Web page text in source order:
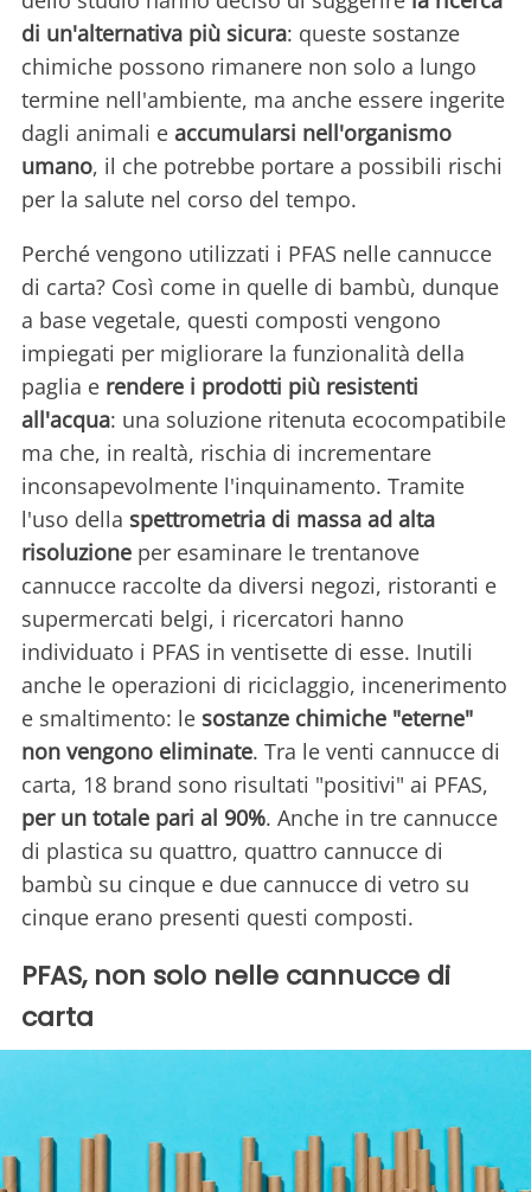
di un'alternativa più sicura: queste sostanze
chimiche possono rimanere non solo a lungo
termine nell'ambiente, ma anche essere ingerite
dagli animali e accumularsi nell'organismo
umano, il che potrebbe portare a possibili rischi
per la salute nel corso del tempo.
Perché vengono utilizzati i PFAS nelle cannucce
di carta? Così come in quelle di bambù, dunque
a base vegetale, questi composti vengono
impiegati per migliorare la funzionalità della
paglia e rendere i prodotti più resistenti
all'acqua: una soluzione ritenuta ecocompatibile
ma che, in realtà, rischia di incrementare
inconsapevolmente l'inquinamento. Tramite
l'uso della spettrometria di massa ad alta
risoluzione per esaminare le trentanove
cannucce raccolte da diversi negozi, ristoranti e
supermercati belgi, i ricercatori hanno
individuato i PFAS in ventisette di esse. Inutili
anche le operazioni di riciclaggio, incenerimento
e smaltimento: le sostanze chimiche "eterne"
non vengono eliminate. Tra le venti cannucce di
carta, 18 brand sono risultati "positivi" ai PFAS,
per un totale pari al 90%. Anche in tre cannucce
di plastica su quattro, quattro cannucce di
bambù su cinque e due cannucce di vetro su
cinque erano presenti questi composti.
PFAS, non solo nelle cannucce di
carta